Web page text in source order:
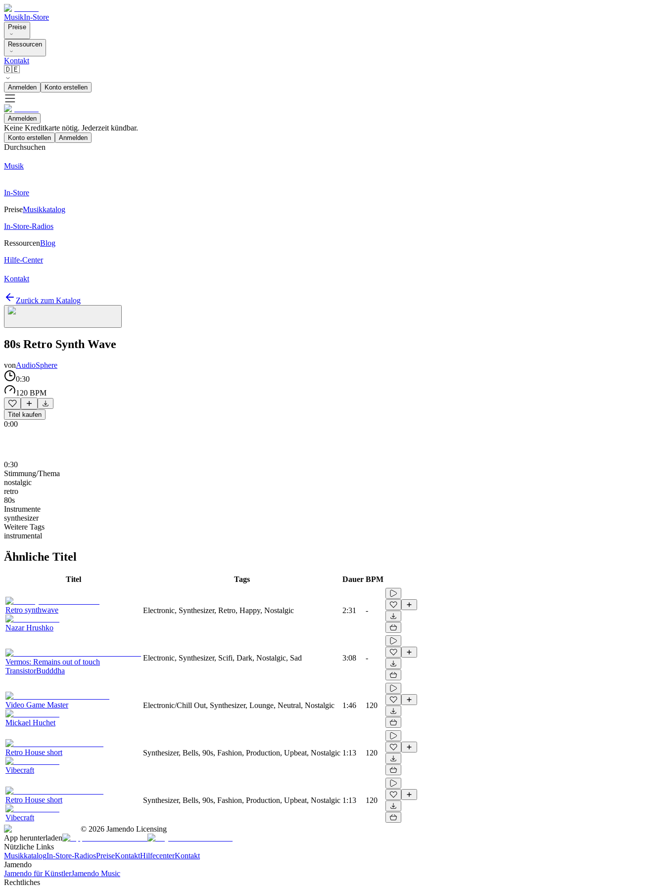
MusikIn-Store
Preise
Ressourcen
Kontakt
🇩🇪
Anmelden Konto erstellen
Anmelden
Keine Kreditkarte nötig. Jederzeit kündbar.
Konto erstellen Anmelden
Durchsuchen
Musik
In-Store
PreiseMusikkatalog
In-Store-Radios
RessourcenBlog
Hilfe-Center
Kontakt
Zurück zum Katalog
80s Retro Synth Wave
vonAudioSphere
0:30
120 BPM
Titel kaufen
0:00
0:30
Stimmung/Thema
nostalgic
retro
80s
Instrumente
synthesizer
Weitere Tags
instrumental
Ähnliche Titel
Titel Tags Dauer BPM
Retro synthwave
Nazar Hrushko
Electronic, Synthesizer, Retro, Happy, Nostalgic 2:31 -
Vermos: Remains out of touch
TransistorBudddha
Electronic, Synthesizer, Scifi, Dark, Nostalgic, Sad 3:08 -
Video Game Master
Mickael Huchet
Electronic/Chill Out, Synthesizer, Lounge, Neutral, Nostalgic 1:46 120
Retro House short
Vibecraft
Synthesizer, Bells, 90s, Fashion, Production, Upbeat, Nostalgic 1:13 120
Retro House short
Vibecraft
Synthesizer, Bells, 90s, Fashion, Production, Upbeat, Nostalgic 1:13 120
© 2026 Jamendo Licensing
App herunterladen
Nützliche Links
MusikkatalogIn-Store-RadiosPreiseKontaktHilfecenterKontakt
Jamendo
Jamendo für KünstlerJamendo Music
Rechtliches